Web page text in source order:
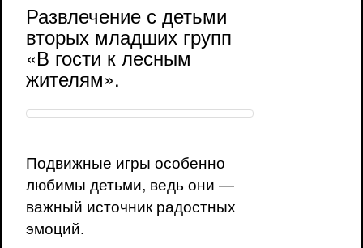
Развлечение с детьми
вторых младших групп
«В гости к лесным
жителям».
Подвижные игры особенно
любимы детьми, ведь они —
важный источник радостных
эмоций.